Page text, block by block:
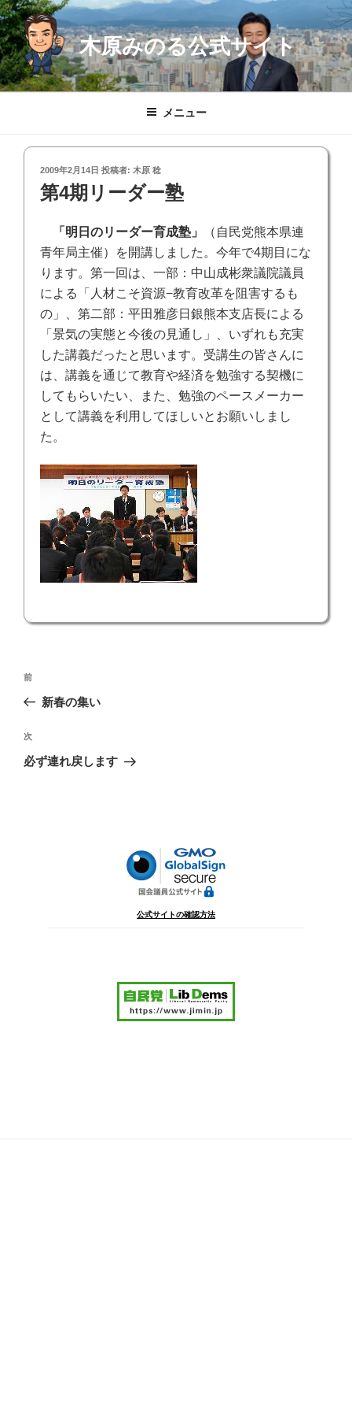
コ
ン
テ
ン
ツ
木原みのる公式サイト
メニュー
投
稿
日:
2009年2月14日 投稿者: 木原 稔
第4期リーダー塾
「明日のリーダー育成塾」
（自民党熊本県連
青年局主催）を開講しました。今年で4期目にな
ります。第一回は、 一部：中山成彬衆議院議員
による「人材こそ資源−教育改革を阻害するも
の」、第二部：平田雅彦日銀熊本支店長による
「景気の実態と今後の見通し」、いずれも充実
した講義だったと思います。受講生の皆さんに
は、講義を通じて教育や経済を勉強する契機に
してもらいたい、また、勉強のペースメーカー
として講義を利用してほしいとお願いしまし
た。
投
ビ
ゲ
前
の
稿
前
新春の集い
次
の
次
必ず連れ戻します
公式サイトの確認方法